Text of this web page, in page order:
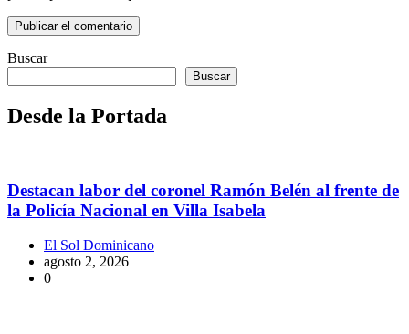
Buscar
Buscar
Desde la Portada
Destacan labor del coronel Ramón Belén al frente de
la Policía Nacional en Villa Isabela
El Sol Dominicano
agosto 2, 2026
0